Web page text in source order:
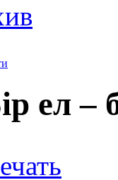
ел –